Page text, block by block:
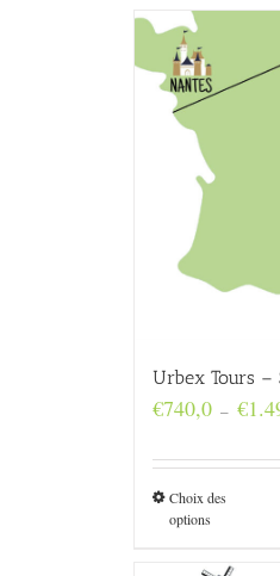
Urbex Tours –
€740,0 – €
Choix des
options